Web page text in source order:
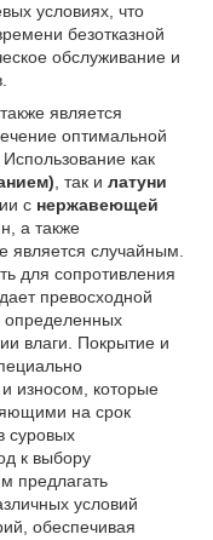
условиях, что
безотказной
обслуживание и
является
оптимальной
как
, так и латуни
с нержавеющей
а также
является случайным.
для сопротивления
превосходной
определенных
влаги. Покрытие и
износом, которые
на срок
суровых
к выбору
предлагать
условий
обеспечивая